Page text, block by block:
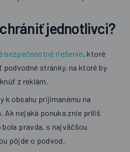
jednotlivci?
bezpečnostné riešenie, ktoré
podvodné stránky, na ktoré by
z reklám.
obsahu prijímanému na
Ak nejaká ponuka znie príliš
pravda, s najväčšou
pôjde o podvod.